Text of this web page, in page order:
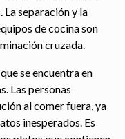
separación y la
de cocina son
cruzada.
se encuentra en
Las personas
al comer fuera, ya
inesperados. Es